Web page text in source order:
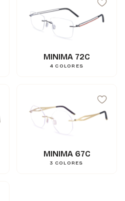
MINIMA 72C
4 COLORES
MINIMA 67C
3 COLORES